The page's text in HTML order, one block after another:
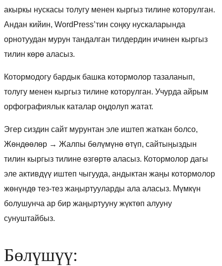
акыркы нускасы толугу менен кыргыз тилине которулган.
Андан кийин, WordPress’тин соңку нускаларында
орнотуудан мурун тандалган тилдердин ичинен кыргыз
тилин көрө аласыз.
Котормодогу бардык башка котормолор тазаланып,
толугу менен кыргыз тилине которулган. Учурда айрым
орфографиялык каталар оңдолуп жатат.
Эгер сиздин сайт мурунтан эле иштеп жаткан болсо,
Жөндөөлөр → Жалпы бөлүмүнө өтүп, сайтыңыздын
тилин кыргыз тилине өзгөртө аласыз. Котормолор дагы
эле активдүү иштеп чыгууда, андыктан жаңы котормолор
жөнүндө тез-тез жаңыртууларды ала аласыз. Мүмкүн
болушунча ар бир жаңыртууну жүктөп алууну
сунуштайбыз.
Бөлүшүү: